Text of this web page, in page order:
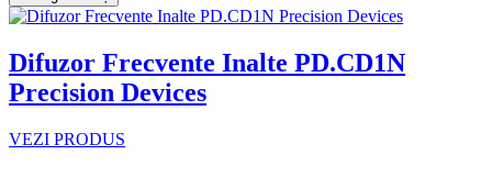
Difuzor Frecvente Inalte PD.CD1N
Precision Devices
VEZI PRODUS